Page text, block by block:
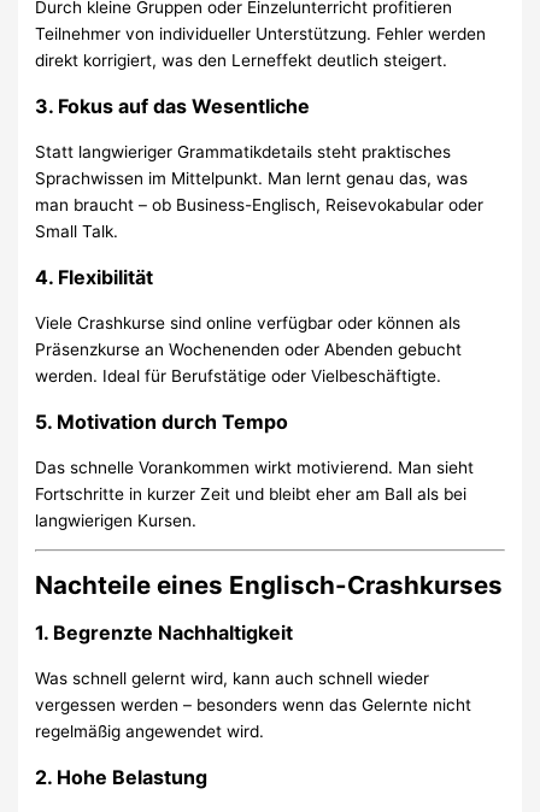
Durch kleine Gruppen oder Einzelunterricht profitieren
Teilnehmer von individueller Unterstützung. Fehler werden
direkt korrigiert, was den Lerneffekt deutlich steigert.
3. Fokus auf das Wesentliche
Statt langwieriger Grammatikdetails steht praktisches
Sprachwissen im Mittelpunkt. Man lernt genau das, was
man braucht – ob Business-Englisch, Reisevokabular oder
Small Talk.
4. Flexibilität
Viele Crashkurse sind online verfügbar oder können als
Präsenzkurse an Wochenenden oder Abenden gebucht
werden. Ideal für Berufstätige oder Vielbeschäftigte.
5. Motivation durch Tempo
Das schnelle Vorankommen wirkt motivierend. Man sieht
Fortschritte in kurzer Zeit und bleibt eher am Ball als bei
langwierigen Kursen.
Nachteile eines Englisch-Crashkurses
1. Begrenzte Nachhaltigkeit
Was schnell gelernt wird, kann auch schnell wieder
vergessen werden – besonders wenn das Gelernte nicht
regelmäßig angewendet wird.
2. Hohe Belastung